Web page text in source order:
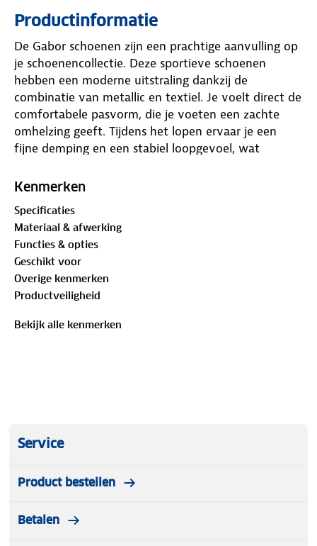
Productinformatie
De Gabor schoenen zijn een prachtige aanvulling op
je schoenencollectie. Deze sportieve schoenen
hebben een moderne uitstraling dankzij de
combinatie van metallic en textiel. Je voelt direct de
comfortabele pasvorm, die je voeten een zachte
omhelzing geeft. Tijdens het lopen ervaar je een
fijne demping en een stabiel loopgevoel, wat
van metallic en textiel is soepel en ademend, terwijl
klimaat in de schoen. De vetersluiting zorgt ervoor
dat je de schoen perfect aan jouw voet kunt
aanpassen. Deze schoenen zijn ideaal voor dagelijks
gebruik, of je nu een drukke dag hebt of lekker gaat
wandelen.
Kenmerken
Specificaties
Materiaal & afwerking
Functies & opties
Geschikt voor
Overige kenmerken
Productveiligheid
Bekijk alle kenmerken
Service
Product bestellen
Betalen